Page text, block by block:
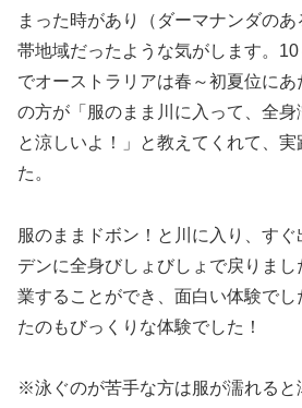
まった時があり（ダーマナンダの
帯地域だったような気がします。
でオーストラリアは春～初夏位にあ
の方が「服のまま川に入って、全
と涼しいよ！」と教えてくれて、
た。
服のままドボン！と川に入り、す
デンに全身びしょびしょで戻りま
業することができ、面白い体験で
たのもびっくりな体験でした！
※泳ぐのが苦手な方は服が濡れると